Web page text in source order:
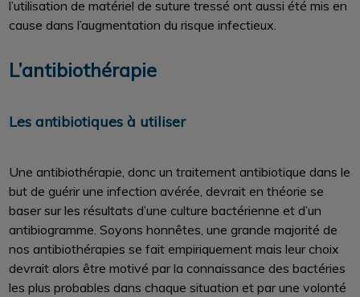
l’utilisation de matériel de suture tressé ont aussi été mis en
cause dans l’augmentation du risque infectieux.
L’antibiothérapie
Les antibiotiques à utiliser
Une antibiothérapie, donc un traitement antibiotique dans le
but de guérir une infection avérée, devrait en théorie se
baser sur les résultats d’une culture bactérienne et d’un
antibiogramme. Soyons honnêtes, une grande majorité de
nos antibiothérapies se fait empiriquement mais leur choix
devrait alors être motivé par la connaissance des bactéries
les plus probables dans chaque situation et par une volonté